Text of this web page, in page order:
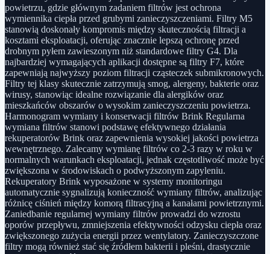
powietrzu, gdzie głównym zadaniem filtrów jest ochrona
wymiennika ciepła przed grubymi zanieczyszczeniami. Filtry M5
stanowią doskonały kompromis między skutecznością filtracji a
kosztami eksploatacji, oferując znacznie lepszą ochronę przed
drobnym pyłem zawieszonym niż standardowe filtry G4. Dla
najbardziej wymagających aplikacji dostępne są filtry F7, które
zapewniają najwyższy poziom filtracji cząsteczek submikronowych.
Filtry tej klasy skutecznie zatrzymują smog, alergeny, bakterie oraz
wirusy, stanowiąc idealne rozwiązanie dla alergików oraz
mieszkańców obszarów o wysokim zanieczyszczeniu powietrza.
Harmonogram wymiany i konserwacji filtrów Brink Regularna
wymiana filtrów stanowi podstawę efektywnego działania
rekuperatorów Brink oraz zapewnienia wysokiej jakości powietrza
wewnętrznego. Zalecamy wymianę filtrów co 2-3 razy w roku w
normalnych warunkach eksploatacji, jednak częstotliwość może być
zwiększona w środowiskach o podwyższonym zapyleniu.
Rekuperatory Brink wyposażone w systemy monitoringu
automatycznie sygnalizują konieczność wymiany filtrów, analizując
różnicę ciśnień między komorą filtracyjną a kanałami powietrznymi.
Zaniedbanie regularnej wymiany filtrów prowadzi do wzrostu
oporów przepływu, zmniejszenia efektywności odzysku ciepła oraz
zwiększonego zużycia energii przez wentylatory. Zanieczyszczone
filtry mogą również stać się źródłem bakterii i pleśni, drastycznie